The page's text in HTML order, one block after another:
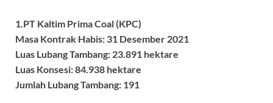
1.PT Kaltim Prima Coal (KPC)
Masa Kontrak Habis: 31 Desember 2021
Luas Lubang Tambang: 23.891 hektare
Luas Konsesi: 84.938 hektare
Jumlah Lubang Tambang: 191